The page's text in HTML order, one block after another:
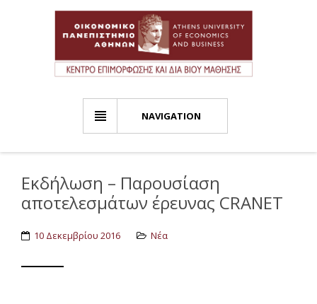
NAVIGATION
Εκδήλωση – Παρουσίαση
αποτελεσμάτων έρευνας CRANET
10 Δεκεμβρίου 2016 Νέα